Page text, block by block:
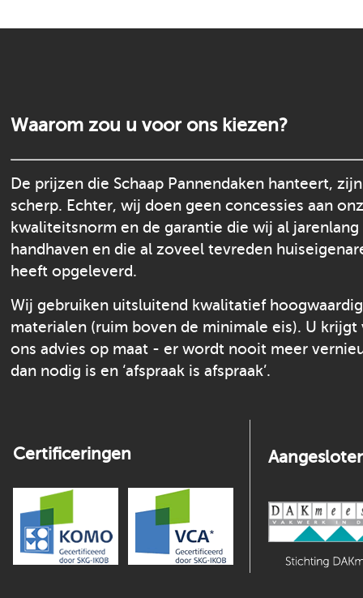
Waarom zou u voor ons kiezen?
De prijzen die Schaap Pannendaken hanteert,
scherp. Echter, wij doen geen concessies aan
kwaliteitsnorm en de garantie die wij al jarenlang
handhaven en die al zoveel tevreden
heeft opgeleverd.
Wij gebruiken uitsluitend kwalitatief
materialen (ruim boven de minimale eis). U krijgt
ons advies op maat - er wordt nooit meer
dan nodig is en ‘afspraak is afspraak’.
Certificeringen